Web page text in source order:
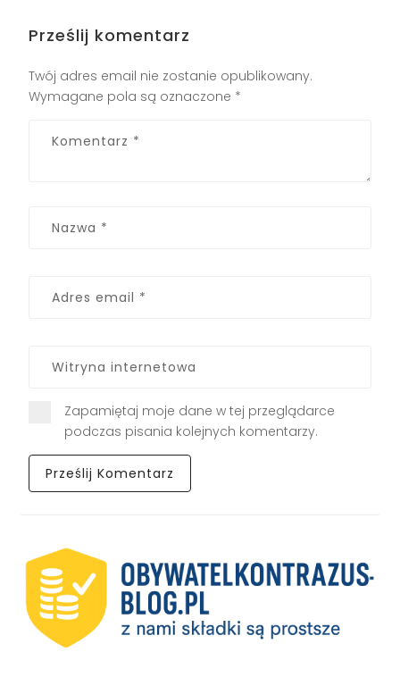
Prześlij komentarz
Twój adres email nie zostanie opublikowany.
Wymagane pola są oznaczone *
Zapamiętaj moje dane w tej przeglądarce
podczas pisania kolejnych komentarzy.